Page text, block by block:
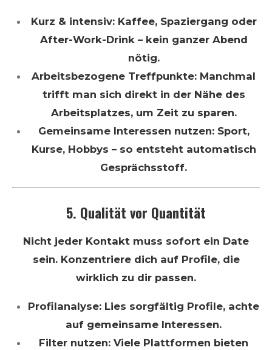
Kurz & intensiv: Kaffee, Spaziergang oder
After-Work-Drink – kein ganzer Abend
nötig.
Arbeitsbezogene Treffpunkte: Manchmal
trifft man sich direkt in der Nähe des
Arbeitsplatzes, um Zeit zu sparen.
Gemeinsame Interessen nutzen: Sport,
Kurse, Hobbys – so entsteht automatisch
Gesprächsstoff.
5. Qualität vor Quantität
Nicht jeder Kontakt muss sofort ein Date
sein. Konzentriere dich auf Profile, die
wirklich zu dir passen.
Profilanalyse: Lies sorgfältig Profile, achte
auf gemeinsame Interessen.
Filter nutzen: Viele Plattformen bieten